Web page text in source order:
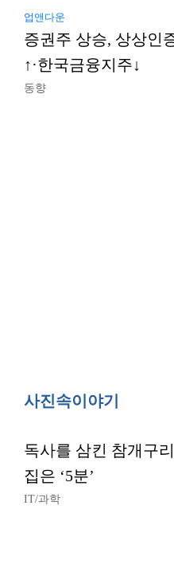
업앤다운
증권주 상승, 상상인
↑·한국금융지주↓
동향
사진속이야기
독사를 삼킨 참개구
집은 ‘5분’
IT/과학